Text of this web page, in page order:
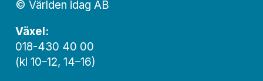
© Världen idag AB
Växel:
018-430 40 00
(kl 10–12, 14–16)